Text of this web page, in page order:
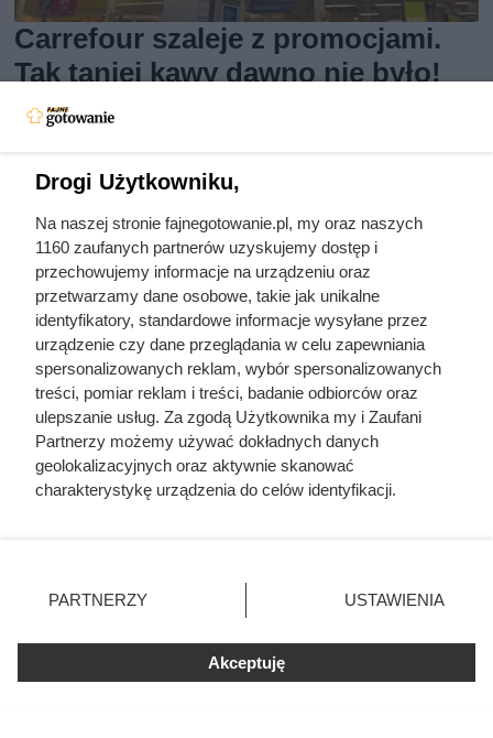
Carrefour szaleje z promocjami.
Tak taniej kawy dawno nie było!
najlepsze okazje!
Sprawdziła cenę regularną i od
razu wzięła zapas. Różnica na
kilogramie jest potężna
Drogi Użytkowniku,
Na naszej stronie fajnegotowanie.pl, my oraz naszych
1160 zaufanych partnerów uzyskujemy dostęp i
przechowujemy informacje na urządzeniu oraz
przetwarzamy dane osobowe, takie jak unikalne
identyfikatory, standardowe informacje wysyłane przez
urządzenie czy dane przeglądania w celu zapewniania
spersonalizowanych reklam, wybór spersonalizowanych
treści, pomiar reklam i treści, badanie odbiorców oraz
ulepszanie usług. Za zgodą Użytkownika my i Zaufani
Partnerzy możemy używać dokładnych danych
geolokalizacyjnych oraz aktywnie skanować
charakterystykę urządzenia do celów identyfikacji.
zmienić/wycofać klikając przycisk ustawień prywatności
znajdujący się w lewym dolnym rogu strony
rodzaje przetwarzania danych nie wymagają zgody
użytkownika, ale masz prawo sprzeciwić się takiemu
przetwarzaniu. Preferencje będą miały zastosowania tylko
PARTNERZY USTAWIENIA
Akceptuję